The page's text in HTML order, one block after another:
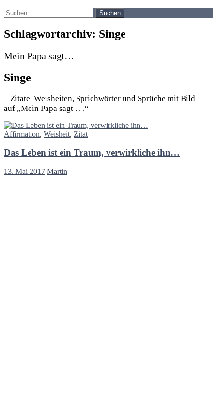
Suchen
nach:
Schlagwortarchiv: Singe
Mein Papa sagt…
Singe
– Zitate, Weisheiten, Sprichwörter und Sprüche mit Bild
auf „Mein Papa sagt . . .“
Affirmation, Weisheit, Zitat
Das Leben ist ein Traum, verwirkliche ihn…
13. Mai 2017 Martin